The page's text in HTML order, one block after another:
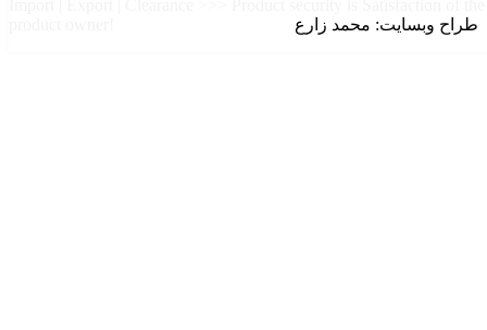
طراح وبسایت: محمد زارع